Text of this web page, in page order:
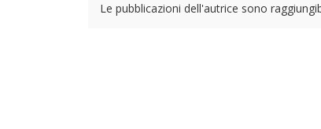
Le pubblicazioni dell'autrice sono